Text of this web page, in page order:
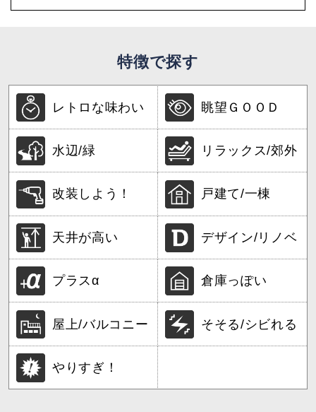
特徴で探す
レトロな味わい 眺望ＧＯＯＤ
水辺/緑 リラックス/郊外
改装しよう！ 戸建て/一棟
天井が高い デザイン/リノベ
プラスα 倉庫っぽい
屋上/バルコニー そそる/シビれる
やりすぎ！